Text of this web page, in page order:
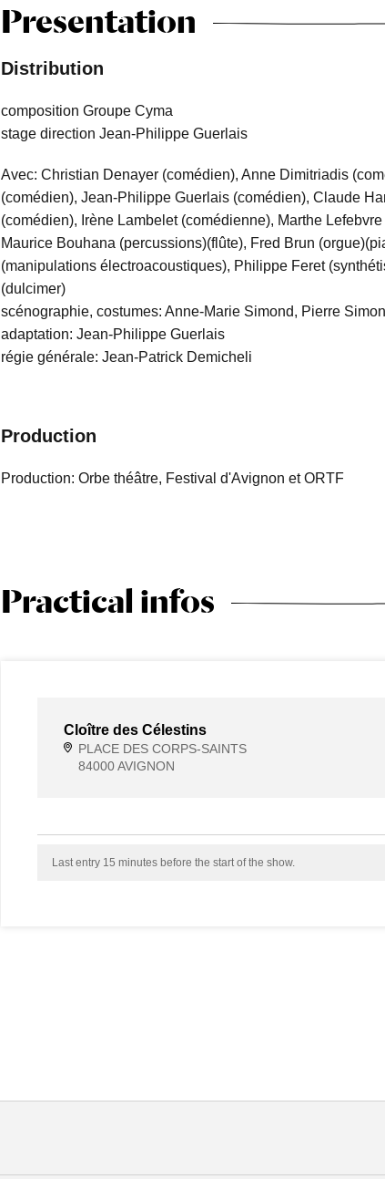
Presentation
Distribution
composition Groupe Cyma
stage direction Jean-Philippe Guerlais
Avec: Christian Denayer (comédien), Anne Dimitriadis
(comédien), Jean-Philippe Guerlais (comédien), Claude
(comédien), Irène Lambelet (comédienne), Marthe
Maurice Bouhana (percussions)(flûte), Fred Brun
(manipulations électroacoustiques), Philippe Feret
(dulcimer)
scénographie, costumes: Anne-Marie Simond, Pierre
adaptation: Jean-Philippe Guerlais
régie générale: Jean-Patrick Demicheli
Production
Production: Orbe théâtre, Festival d'Avignon et ORTF
Practical infos
Cloître des Célestins
PLACE DES CORPS-SAINTS
84000 AVIGNON
Last entry 15 minutes before the start of the show.